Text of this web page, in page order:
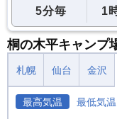
5分毎 1
桐の木平キャンプ
札幌 仙台 金沢
最高気温 最低気温